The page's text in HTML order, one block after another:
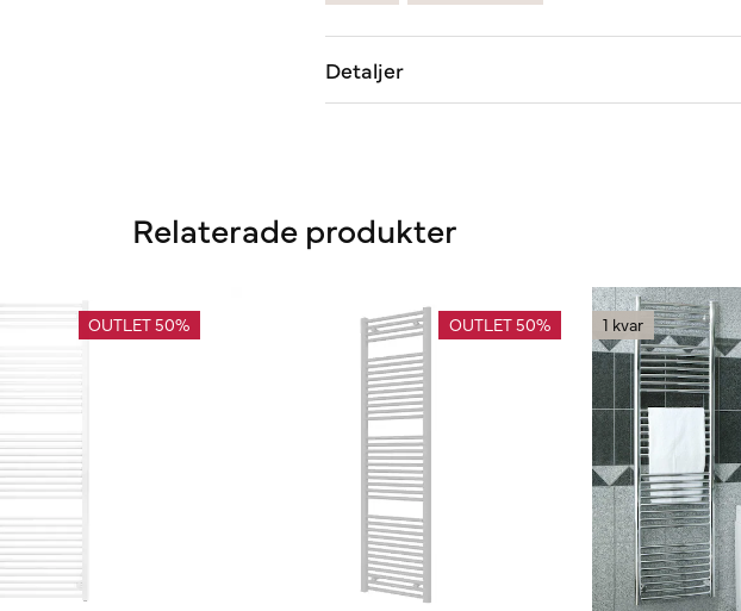
Detaljer
Relaterade produkter
OUTLET 50% OUTLET 50% 1 kvar